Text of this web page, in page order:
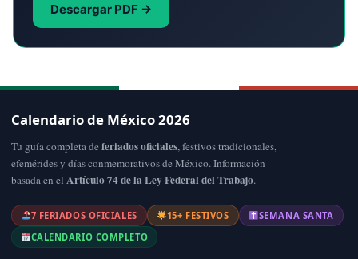
Descargar PDF →
Calendario de México 2026
Tu guía completa de feriados oficiales, festivos tradicionales,
efemérides y días conmemorativos de México. Información
basada en el Artículo 74 de la Ley Federal del Trabajo.
7 FERIADOS OFICIALES 15+ FESTIVOS
SEMANA SANTA
CALENDARIO COMPLETO